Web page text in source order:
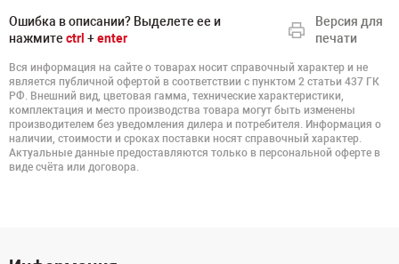
Ошибка в описании? Выделете ее и
нажмите ctrl +enter
Версия для
печати
Вся информация на сайте о товарах носит справочный характер и не
является публичной офертой в соответствии с пунктом 2 статьи 437 ГК
РФ. Внешний вид, цветовая гамма, технические характеристики,
комплектация и место производства товара могут быть изменены
производителем без уведомления дилера и потребителя. Информация о
наличии, стоимости и сроках поставки носят справочный характер.
Актуальные данные предоставляются только в персональной оферте в
виде счёта или договора.